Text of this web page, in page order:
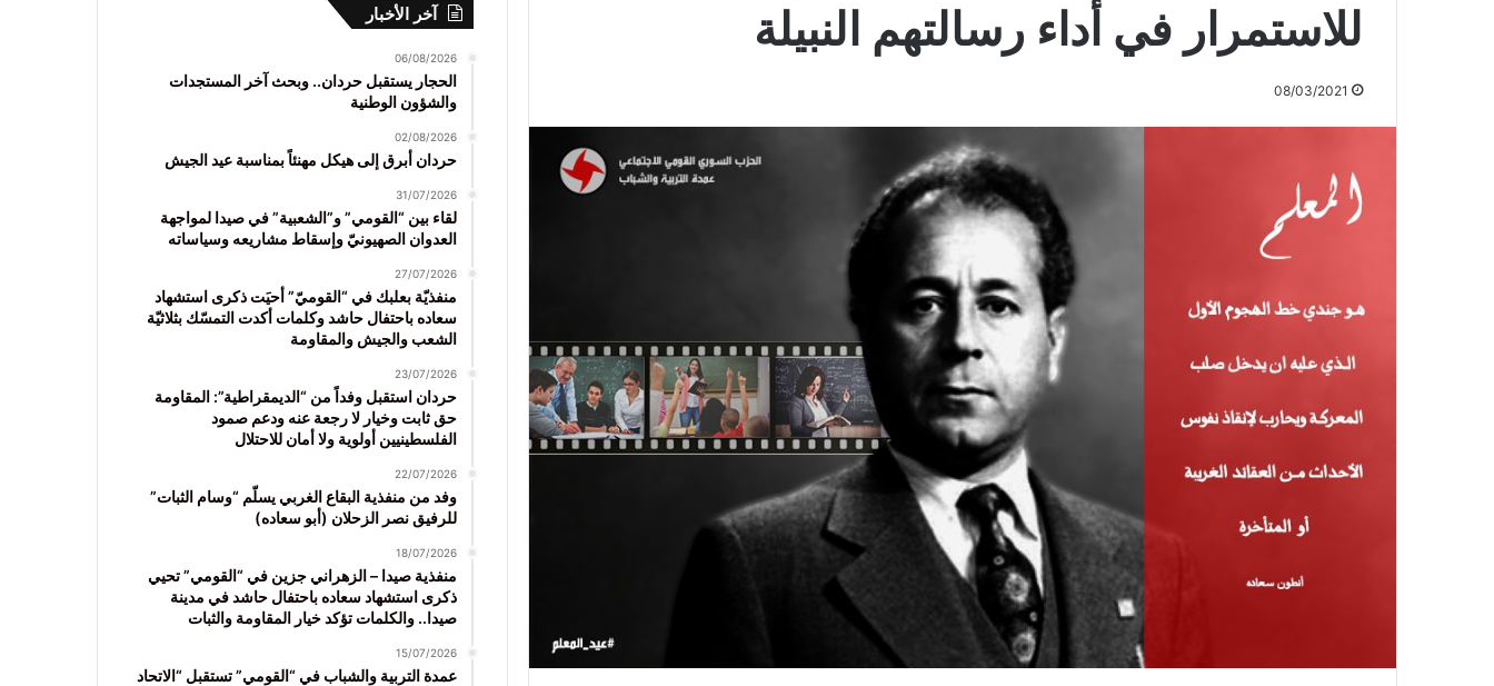
للاستمرار في أداء رسالتهم النبيلة
08/03/2021
آخر الأخبار
06/08/2026
الحجار يستقبل حردان.. وبحث آخر المستجدات
والشؤون الوطنية
02/08/2026
حردان أبرق إلى هيكل مهنئاً بمناسبة عيد الجيش
31/07/2026
لقاء بين “القومي” و”الشعبية” في صيدا لمواجهة
العدوان الصهيونيّ وإسقاط مشاريعه وسياساته
27/07/2026
منفذيّة بعلبك في “القوميّ” أحيَت ذكرى استشهاد
سعاده باحتفال حاشد وكلمات أكدت التمسّك بثلاثيّة
الشعب والجيش والمقاومة
23/07/2026
حردان استقبل وفداً من “الديمقراطية”: المقاومة
حق ثابت وخيار لا رجعة عنه ودعم صمود
الفلسطينيين أولوية ولا أمان للاحتلال
22/07/2026
وفد من منفذية البقاع الغربي يسلّم “وسام الثبات”
للرفيق نصر الزحلان (أبو سعاده)
18/07/2026
منفذية صيدا – الزهراني جزين في “القومي” تحيي
ذكرى استشهاد سعاده باحتفال حاشد في مدينة
صيدا.. والكلمات تؤكد خيار المقاومة والثبات
15/07/2026
عمدة التربية والشباب في “القومي” تستقبل “الاتحاد